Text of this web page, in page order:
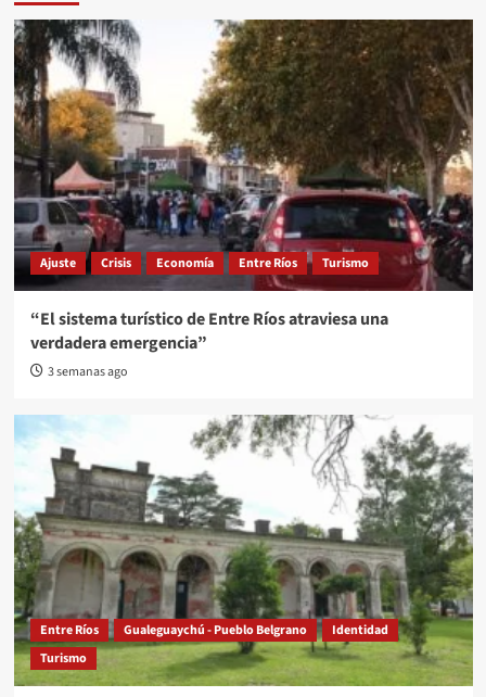
Ajuste Crisis Economía Entre Ríos Turismo
“El sistema turístico de Entre Ríos atraviesa una
verdadera emergencia”
3 semanas ago
Entre Ríos Gualeguaychú - Pueblo Belgrano
Identidad
Turismo